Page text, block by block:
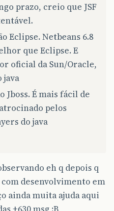
prazo, creio que JSF
Eclipse. Netbeans 6.8
que Eclipse. E
oficial da Sun/Oracle,
java
Jboss. É mais fácil de
pelos
do java
eh q depois q
desenvolvimento em
ainda muita ajuda aqui